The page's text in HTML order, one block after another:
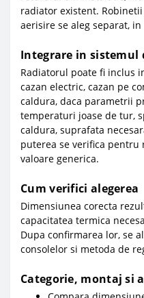
radiator existent.
aerisire se aleg separat,
Integrare in sistemul
Radiatorul poate fi inclus
cazan electric, cazan pe
caldura, daca parametrii
temperaturi joase de tur,
caldura, suprafata
puterea se verifica
valoare generica.
Cum verifici alegerea
Dimensiunea corecta
capacitatea termica
Dupa confirmarea lor, se
consolelor si metoda de
Categorie, montaj si